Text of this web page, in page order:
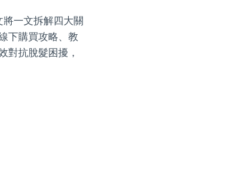
一文拆解四大關
下購買攻略、教
對抗脫髮困擾，